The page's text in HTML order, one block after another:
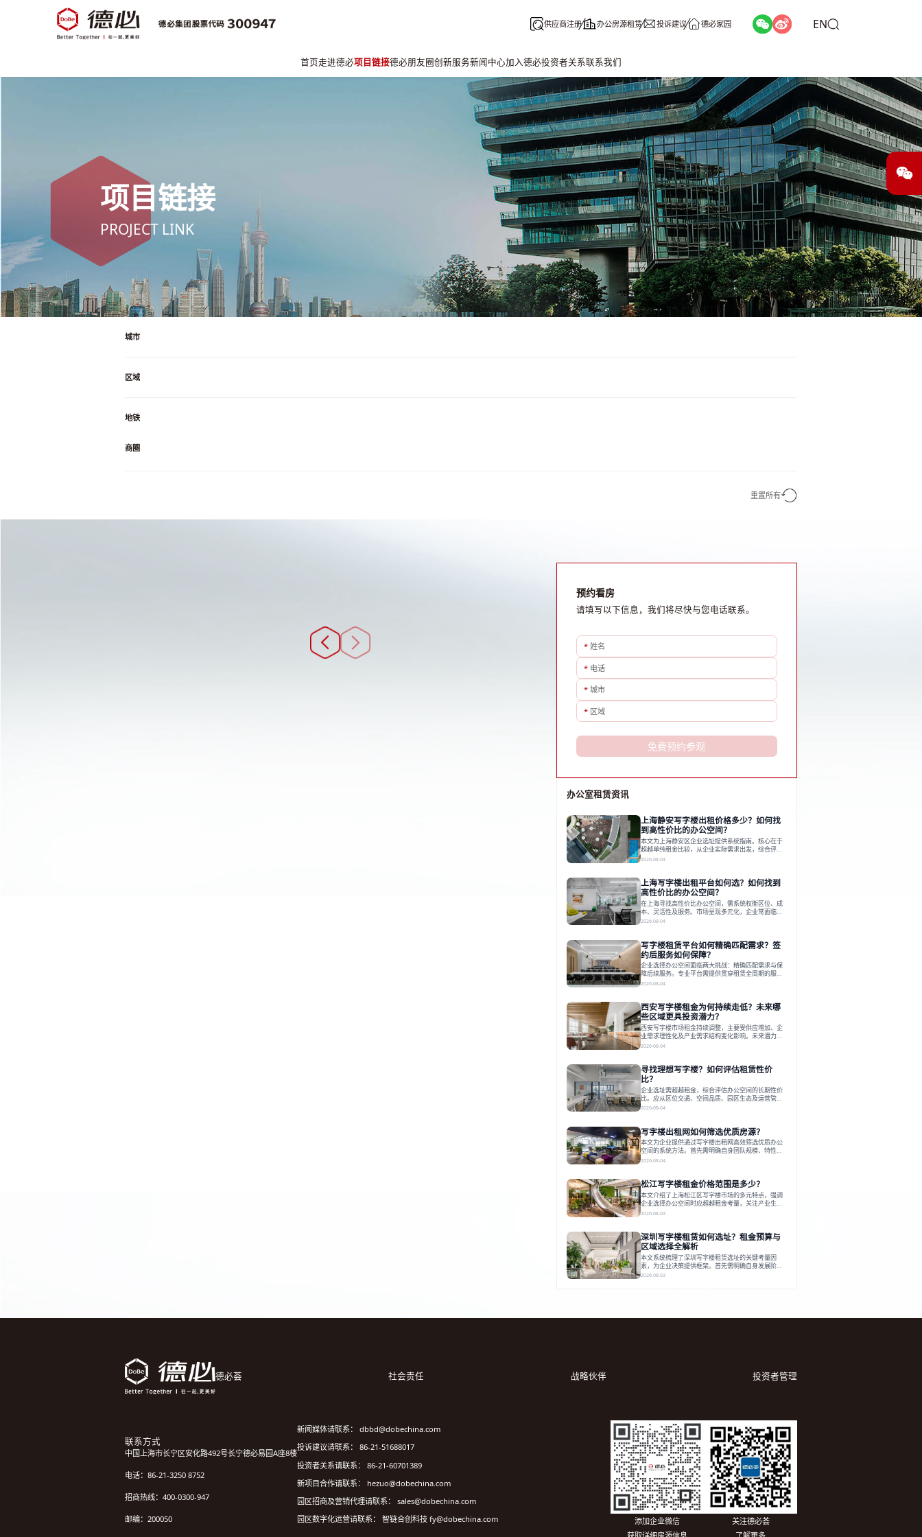
供应商注册 办公房源租赁 投诉建议 德必家园 EN
首页走进德必项目链接德必朋友圈创新服务新闻中心加入德必投资者关系联系我们
项目链接
PROJECT LINK
城市
区域
地铁
商圈
重置所有
预约看房
请填写以下信息，我们将尽快与您电话联系。
* 姓名
* 电话
* 城市
* 区域
免费预约参观
办公室租赁资讯
上海静安写字楼出租价格多少？如何找
到高性价比的办公空间？
本文为上海静安区企业选址提供系统指南。核心在于
超越单纯租金比较，从企业实际需求出发，综合评估
交通、硬件、空间弹性、配套服务及产业生态等多维
升性价比，并通过不同规模企业的实际案例加以说
明。之后指出，专业运营服务商提供的稳定环境、社
群活动与产业集聚等增值服务，是很大化空间价值、
助力企业成长的关键。对于许多在
2026-08-04
上海写字楼出租平台如何选？如何找到
高性价比的办公空间？
在上海寻找高性价比办公空间，需系统权衡区位、成
本、灵活性及服务。市场呈现多元化，企业常面临租
赁流程复杂、隐性成本高等挑战。选择平台时，应评
区、灵活产品和丰富配套，满足不同企业需求。企业
应明确自身需求，实地考察，选择能支持长期发展、
提升竞争力的办公空间。在上海寻找合适的办公空
间，对于企业行政负责人、中小企业主
2026-08-04
写字楼租赁平台如何精确匹配需求？签
约后服务如何保障？
企业选择办公空间面临两大挑战：精确匹配需求与保
障后续服务。专业平台需提供贯穿租赁全周期的服
务，将企业从非核心事务中解放。精确匹配需结合企
的全周期保障体系。德必集团通过标准化服务与个性
化运营结合，以全国布局和产业生态圈为企业提供稳
定支持，体现了从信息撮合到深度服务的能力转变。
在为企业寻找办公空间的过程中，
2026-08-04
西安写字楼租金为何持续走低？未来哪
些区域更具投资潜力？
西安写字楼市场租金持续调整，主要受供应增加、企
业需求理性化及产业需求结构变化影响。未来潜力区
域集中在产业集聚、交利及城市更新地带，如高新区
运营方通过空间优化与社群服务，助力企业成长，推
动市场向多元化、高性价比方向发展。近年来，西安
写字楼市场呈现出租金持续调整的态势，这一现象引
发了的广泛关注。作为西部重要
2026-08-04
寻找理想写字楼？如何评估租赁性价
比？
企业选址需超越租金，综合评估办公空间的长期性价
比。应从区位交通、空间品质、园区生态及运营管理
四个核心维度权衡财务支出与长期价值回报。理想的
衡。对于许多正在成长或寻求稳定发展的企业而言，
寻找一处合适的办公空间是一项至关重要的决策。这
不仅关系到团队的日常工作效率与协作氛围，更直接
影响着企业的品牌形象、运营成本
2026-08-04
写字楼出租网如何筛选优质房源？
本文为企业提供通过写字楼出租网高效筛选优质办公
空间的系统方法。首先需明确自身团队规模、特性、
预算等核心需求。线上筛选时，应深入解读房源参
背景与持续服务能力。完成线上初选后，必须进行线
下实地验证，核对空间实景、测试设施、感受园区氛
围并确认合同条款，从而做出精确决策。在数字化时
代，写字楼出租网已成为企业寻找
2026-08-04
松江写字楼租金价格范围是多少？
本文介绍了上海松江区写字楼市场的多元特点，强调
企业选择办公空间时应超越租金考量，关注产业生态
与综合服务。文章分析了市场概况、影响空间价值的
建服务生态助力企业成长，建议企业系统评估需求与
长期价值，选择匹配的发展载体。对于许多寻求在上
海松江区设立或扩展办公空间的企业而言，了解该区
域的写字楼市场概况是决策的首先
2026-08-03
深圳写字楼租赁如何选址？租金预算与
区域选择全解析
本文系统梳理了深圳写字楼租赁选址的关键考量因
素，为企业决策提供框架。首先需明确自身发展阶
段、团队规模和文化特质等核心需求。深圳多中心商
2026-08-03
德必荟 社会责任 战略伙伴 投资者管理
联系方式
中国上海市长宁区安化路492号长宁德必易园A座8楼
电话：86-21-3250 8752
招商热线：400-0300-947
邮编：200050
新闻媒体请联系： dbbd@dobechina.com
投诉建议请联系： 86-21-51688017
投资者关系请联系： 86-21-60701389
新项目合作请联系： hezuo@dobechina.com
园区招商及营销代理请联系： sales@dobechina.com
园区数字化运营请联系： 智链合创科技 fy@dobechina.com
添加企业微信
关注德必荟